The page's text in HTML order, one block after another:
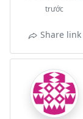
trước
Share link